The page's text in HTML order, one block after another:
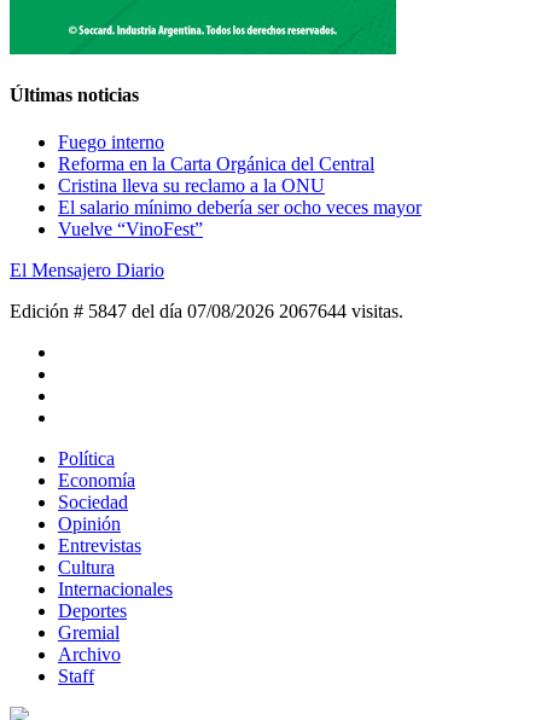
Últimas noticias
Fuego interno
Reforma en la Carta Orgánica del Central
Cristina lleva su reclamo a la ONU
El salario mínimo debería ser ocho veces mayor
Vuelve “VinoFest”
El Mensajero Diario
Edición # 5847 del día 07/08/2026 2067644 visitas.
Política
Economía
Sociedad
Opinión
Entrevistas
Cultura
Internacionales
Deportes
Gremial
Archivo
Staff